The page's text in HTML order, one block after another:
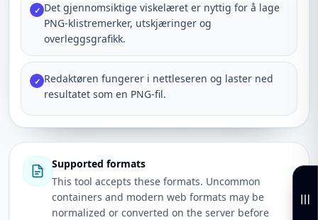
✓ Det gjennomsiktige viskelæret er nyttig for å lage
PNG-klistremerker, utskjæringer og
overleggsgrafikk.
✓ Redaktøren fungerer i nettleseren og laster ned
resultatet som en PNG-fil.
Supported formats
This tool accepts these formats. Uncommon
containers and modern web formats may be
normalized or converted on the server before